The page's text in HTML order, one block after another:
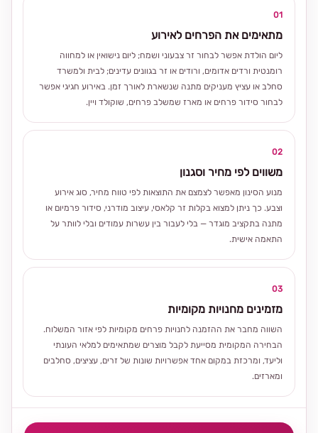
01
מתאימים את הפרחים לאירוע
ליום הולדת אפשר לבחור זר צבעוני ושמח; ליום נישואין או למחווה
רומנטית ורדים אדומים, ורודים או זר בגוונים עדינים; לבית ולמשרד
סחלב או עציץ מעניקים מתנה שנשארת לאורך זמן. באירוע חגיגי אפשר
לבחור סידור פרחים או מארז שמשלב פרחים, שוקולד ויין.
02
משווים לפי מחיר וסגנון
מנוע הסינון מאפשר לצמצם את התוצאות לפי טווח מחיר, סוג אירוע
וצבע. כך ניתן למצוא בקלות זר קלאסי, עיצוב מודרני, סידור פרמיום או
מתנה בתקציב מוגדר — בלי לעבור בין עשרות עמודים ובלי לוותר על
התאמה אישית.
03
מזמינים מחנויות מקומיות
השווה מחבר את ההזמנה לחנויות פרחים מקומיות לפי אזור המשלוח.
הבחירה המקומית מסייעת לקבל מוצרים שמתאימים למלאי העונתי
וליעד, ומרכזת במקום אחד אפשרויות שונות של זרים, עציצים, סחלבים
ומארזים.